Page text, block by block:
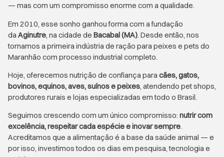
— mas com um compromisso enorme com a qualidade.
Em 2010, esse sonho ganhou forma com a fundação
da Aginutre , na cidade de Bacabal (MA) . Desde então, nos
tornamos a primeira indústria de ração para peixes e pets do
Maranhão com processo industrial completo.
Hoje, oferecemos nutrição de confiança paracães, gatos,
bovinos, equinos, aves, suínos e peixes, atendendo pet shops,
produtores rurais e lojas especializadas em todo o Brasil.
Seguimos crescendo com um único compromisso: nutrir com
excelência, respeitar cada espécie e inovar sempre.
Acreditamos que a alimentação é a base da saúde animal — e
por isso, investimos todos os dias em pesquisa, tecnologia e